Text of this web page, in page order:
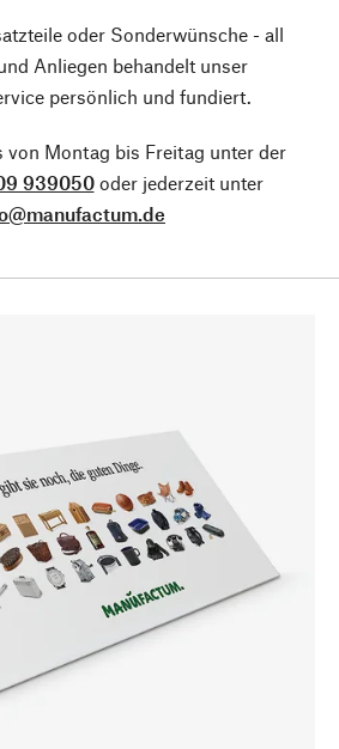
oder Sonderwünsche - all
Anliegen behandelt unser
persönlich und fundiert.
von Montag bis Freitag unter der
939050oder jederzeit unter